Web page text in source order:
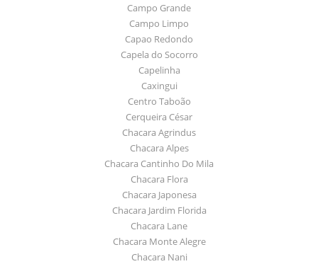
Campo Grande
Campo Limpo
Capao Redondo
Capela do Socorro
Capelinha
Caxingui
Centro Taboão
Cerqueira César
Chacara Agrindus
Chacara Alpes
Chacara Cantinho Do Mila
Chacara Flora
Chacara Japonesa
Chacara Jardim Florida
Chacara Lane
Chacara Monte Alegre
Chacara Nani